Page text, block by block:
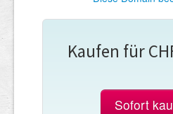
Kaufen für
Sofort